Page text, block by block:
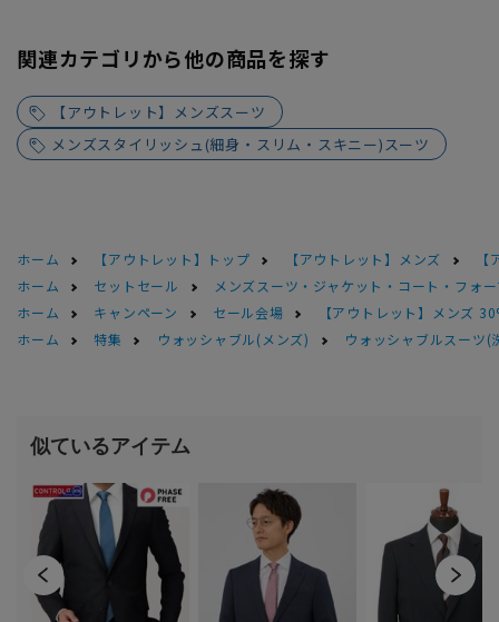
関連カテゴリから他の商品を探す
【アウトレット】メンズスーツ
メンズスタイリッシュ(細身・スリム・スキニー)スーツ
ホーム 【アウトレット】トップ 【アウトレット】メンズ
ホーム
セットセール
メンズスーツ・ジャケット・コート・フォ
ホーム
キャンペーン セール会場
【アウトレット】メンズ
ホーム
特集 ウォッシャブル(メンズ) ウォッシャブルスーツ(